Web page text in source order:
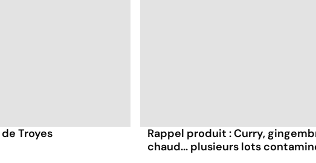
Troyes
Rappel produit : Curry,
chaud... plusieurs lots